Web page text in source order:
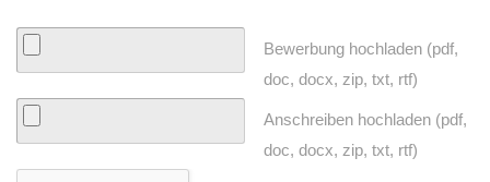
Bewerbung hochladen (pdf,
doc, docx, zip, txt, rtf)
Anschreiben hochladen (pdf,
doc, docx, zip, txt, rtf)